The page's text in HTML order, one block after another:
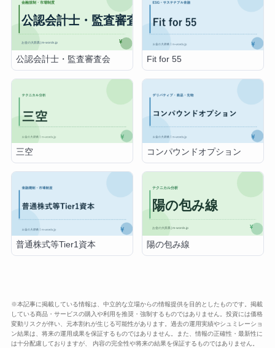
公認会計士・監査審査会 Fit for 55
三空 コンパウンドオプション
普通株式等Tier1資本 陽の包み線
※本記事に掲載している情報は、中立的な立場からの情報提供を目的としたものです。掲載
している商品・サービスの購入や利用を推奨・強制するものではありません。投資には価格
変動リスクが伴い、元本割れが生じる可能性があります。過去の運用実績やシュミレーショ
ン結果は、将来の運用成果を保証するものではありません。また、情報の正確性・最新性に
は十分配慮しておりますが、 内容の完全性や将来の結果を保証するものではありません。